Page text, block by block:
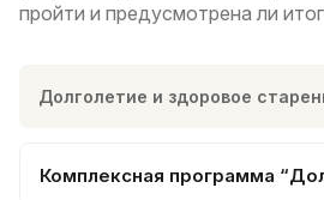
пройти и предусмотрена ли
Долголетие и здоровое
Комплексная программа